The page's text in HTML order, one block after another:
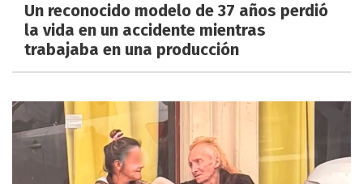
Un reconocido modelo de 37 años perdió
la vida en un accidente mientras
trabajaba en una producción